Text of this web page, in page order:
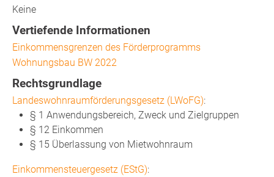
Keine
Vertiefende Informationen
Einkommensgrenzen des Förderprogramms
Wohnungsbau BW 2022
Rechtsgrundlage
Landeswohnraumförderungsgesetz (LWoFG):
§ 1 Anwendungsbereich, Zweck und Zielgruppen
§ 12 Einkommen
§ 15 Überlassung von Mietwohnraum
Einkommensteuergesetz (EStG):